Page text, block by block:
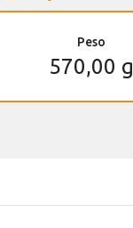
Peso
570,00 g